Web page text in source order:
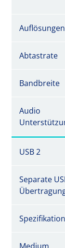
Auflösungen
Abtastrate
Bandbreite
Audio
USB 2
Separate
Spezifikation